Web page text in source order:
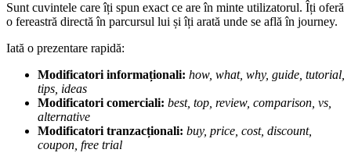
Sunt cuvintele care îți spun exact ce are în minte utilizatorul. Îți oferă
o fereastră directă în parcursul lui și îți arată unde se află în journey.
Iată o prezentare rapidă:
Modificatori informaționali: how, what, why, guide, tutorial,
tips, ideas
Modificatori comerciali: best, top, review, comparison, vs,
alternative
Modificatori tranzacționali: buy, price, cost, discount,
coupon, free trial